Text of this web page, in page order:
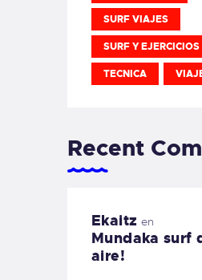
SURF VIAJES
SURF Y EJERCICIOS
TECNICA
Recent
Ekaitz en
Mundaka surf
aire!